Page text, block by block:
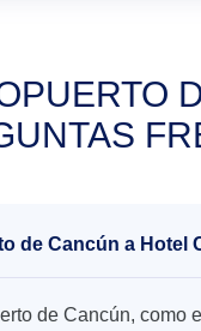
de Cancún a Hotel
de Cancún,